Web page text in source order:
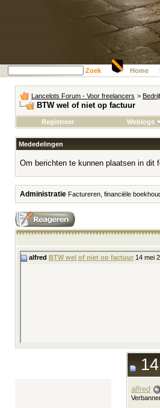
Zoek Home
Lancelots Forum - Voor freelancers >
BTW wel of niet op factuur
Registreer Weblogs
Mededelingen
Om berichten te kunnen plaatsen in dit
Administratie Factureren, financiële
alfred BTW wel of niet op factuur 14 mei
14
alfred